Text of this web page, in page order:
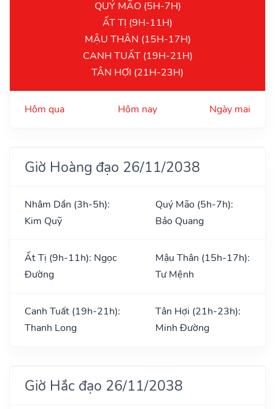
QUÝ MÃO (5H-7H)
ẤT TỊ (9H-11H)
MẬU THÂN (15H-17H)
CANH TUẤT (19H-21H)
TÂN HỢI (21H-23H)
Hôm qua Hôm nay Ngày mai
Giờ Hoàng đạo 26/11/2038
Nhâm Dần (3h-5h):
Kim Quỹ
Quý Mão (5h-7h):
Bảo Quang
Ất Tị (9h-11h): Ngọc
Đường
Mậu Thân (15h-17h):
Tư Mệnh
Canh Tuất (19h-21h):
Thanh Long
Tân Hợi (21h-23h):
Minh Đường
Giờ Hắc đạo 26/11/2038